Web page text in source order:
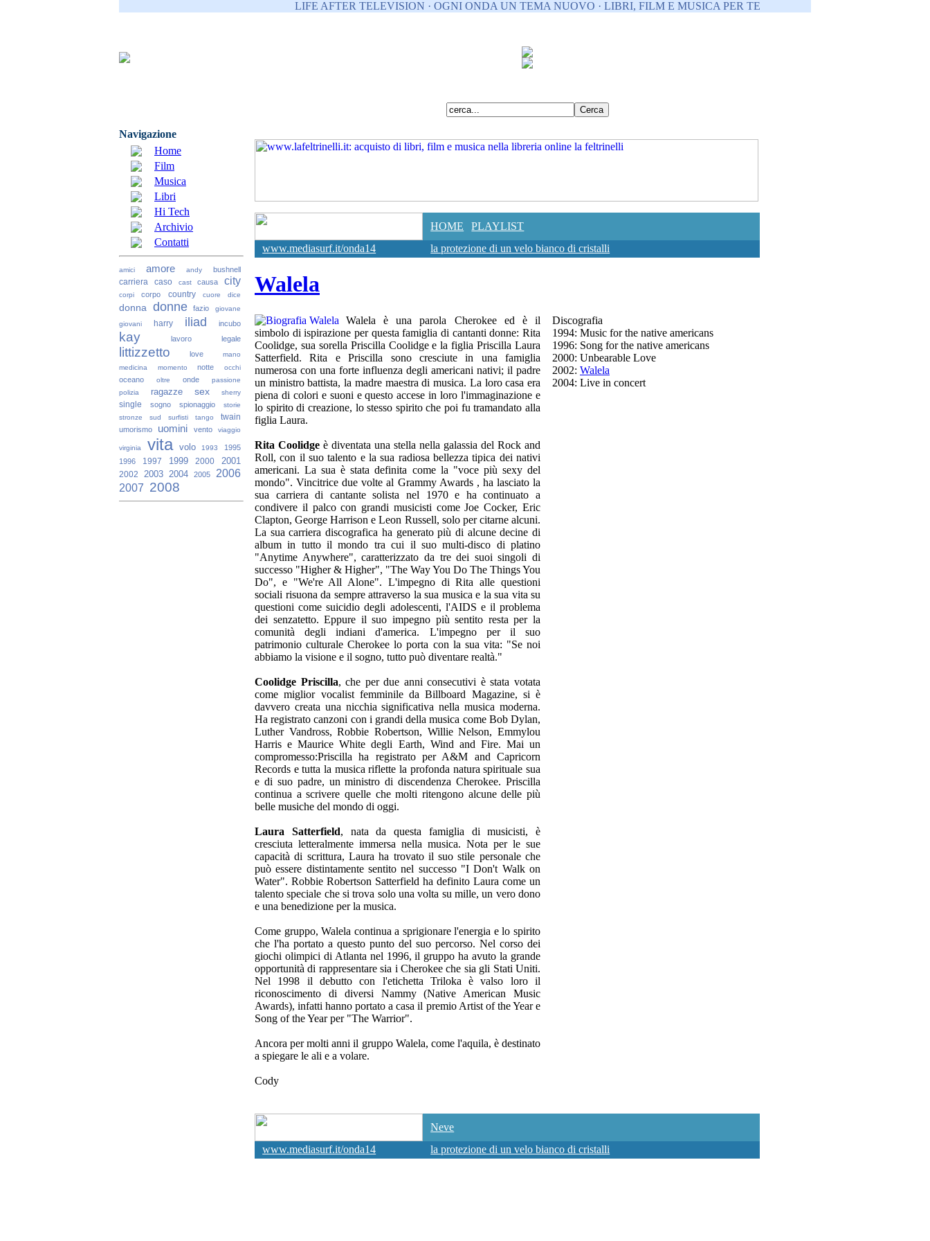
LIFE AFTER TELEVISION · OGNI ONDA UN TEMA NUOVO · LIBRI, FILM E MUSICA PER TE
Navigazione
Home
Film
Musica
Libri
Hi Tech
Archivio
Contatti
amici amore andy bushnell
carriera caso cast causa city
corpi corpo country cuore dice
donna donne fazio
giovane
giovani
harry iliad incubo
kay lavoro legale
littizzetto love
mano
medicina
momento notte occhi
oceano oltre onde
passione
polizia
ragazze sex sherry
single sogno spionaggio
storie
stronze
sud surfisti tango
twain
umorismo
uomini vento viaggio
virginia vita volo 1993
1995
1996
1997 1999 2000 2001
2002 2003 2004 2005
2006
2007 2008
HOME
PLAYLIST
www.mediasurf.it/onda14
la protezione di un velo bianco di cristalli
Walela
Walela è una parola Cherokee ed è il
simbolo di ispirazione per questa famiglia di cantanti donne: Rita
Coolidge, sua sorella Priscilla Coolidge e la figlia Priscilla Laura
Satterfield. Rita e Priscilla sono cresciute in una famiglia
numerosa con una forte influenza degli americani nativi; il padre
un ministro battista, la madre maestra di musica. La loro casa era
piena di colori e suoni e questo accese in loro l'immaginazione e
lo spirito di creazione, lo stesso spirito che poi fu tramandato alla
figlia Laura.
Rita Coolidge è diventata una stella nella galassia del Rock and
Roll, con il suo talento e la sua radiosa bellezza tipica dei nativi
americani. La sua è stata definita come la "voce più sexy del
mondo". Vincitrice due volte al Grammy Awards , ha lasciato la
sua carriera di cantante solista nel 1970 e ha continuato a
condivere il palco con grandi musicisti come Joe Cocker, Eric
Clapton, George Harrison e Leon Russell, solo per citarne alcuni.
La sua carriera discografica ha generato più di alcune decine di
album in tutto il mondo tra cui il suo multi-disco di platino
"Anytime Anywhere", caratterizzato da tre dei suoi singoli di
successo "Higher & Higher", "The Way You Do The Things You
Do", e "We're All Alone". L'impegno di Rita alle questioni
sociali risuona da sempre attraverso la sua musica e la sua vita su
questioni come suicidio degli adolescenti, l'AIDS e il problema
dei senzatetto. Eppure il suo impegno più sentito resta per la
comunità degli indiani d'america. L'impegno per il suo
patrimonio culturale Cherokee lo porta con la sua vita: "Se noi
abbiamo la visione e il sogno, tutto può diventare realtà."
Coolidge Priscilla, che per due anni consecutivi è stata votata
come miglior vocalist femminile da Billboard Magazine, si è
davvero creata una nicchia significativa nella musica moderna.
Ha registrato canzoni con i grandi della musica come Bob Dylan,
Luther Vandross, Robbie Robertson, Willie Nelson, Emmylou
Harris e Maurice White degli Earth, Wind and Fire. Mai un
compromesso:Priscilla ha registrato per A&M and Capricorn
Records e tutta la musica riflette la profonda natura spirituale sua
e di suo padre, un ministro di discendenza Cherokee. Priscilla
continua a scrivere quelle che molti ritengono alcune delle più
belle musiche del mondo di oggi.
Laura Satterfield, nata da questa famiglia di musicisti, è
cresciuta letteralmente immersa nella musica. Nota per le sue
capacità di scrittura, Laura ha trovato il suo stile personale che
può essere distintamente sentito nel successo "I Don't Walk on
Water". Robbie Robertson Satterfield ha definito Laura come un
talento speciale che si trova solo una volta su mille, un vero dono
e una benedizione per la musica.
Come gruppo, Walela continua a sprigionare l'energia e lo spirito
che l'ha portato a questo punto del suo percorso. Nel corso dei
giochi olimpici di Atlanta nel 1996, il gruppo ha avuto la grande
opportunità di rappresentare sia i Cherokee che sia gli Stati Uniti.
Nel 1998 il debutto con l'etichetta Triloka è valso loro il
riconoscimento di diversi Nammy (Native American Music
Awards), infatti hanno portato a casa il premio Artist of the Year e
Song of the Year per "The Warrior".
Ancora per molti anni il gruppo Walela, come l'aquila, è destinato
a spiegare le ali e a volare.
Cody
Discografia
1994: Music for the native americans
1996: Song for the native americans
2000: Unbearable Love
2002: Walela
2004: Live in concert
Neve
www.mediasurf.it/onda14
la protezione di un velo bianco di cristalli